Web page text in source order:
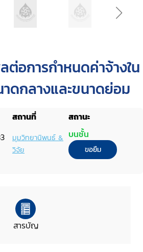
อการกำหนดค่าจ้างใน
ดกลางและขนาดย่อม
สถานที่
สถานะ
มุมวิทยานิพนธ์ &
วิจัย
บนชั้น
ขอยืม
สารบัญ